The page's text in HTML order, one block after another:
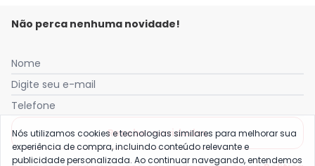
Não perca nenhuma novidade!
Nome
Digite seu e-mail
Telefone
Receber novidades
Nós utilizamos cookies e tecnologias similares para melhorar sua
experiência de compra, incluindo conteúdo relevante e
publicidade personalizada. Ao continuar navegando, entendemos